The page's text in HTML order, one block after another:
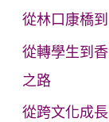
從林口康橋
從轉學生到
之路
從跨文化成